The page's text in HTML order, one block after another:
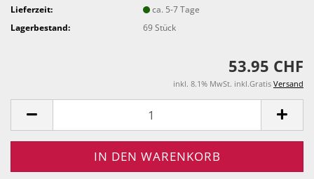
Lieferzeit:
ca. 5-7 Tage
Lagerbestand:
69Stück
53.95 CHF
inkl. 8.1% MwSt. inkl.Gratis Versand